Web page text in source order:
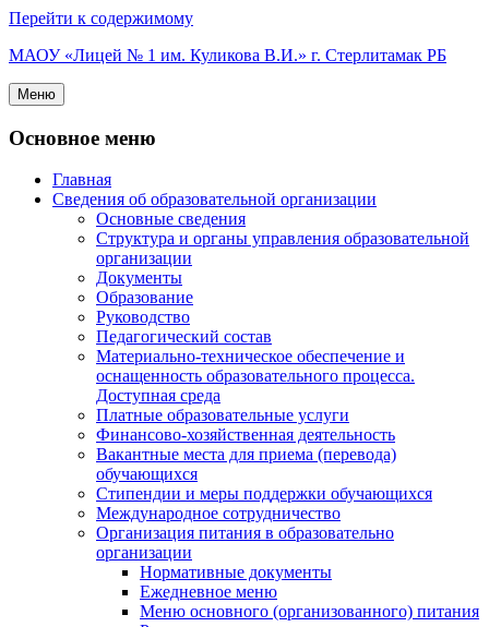
Перейти к содержимому
МАОУ «Лицей № 1 им. Куликова В.И.» г. Стерлитамак РБ
Меню
Основное меню
Главная
Сведения об образовательной организации
Основные сведения
Структура и органы управления образовательной
организации
Документы
Образование
Руководство
Педагогический состав
Материально-техническое обеспечение и
оснащенность образовательного процесса.
Доступная среда
Платные образовательные услуги
Финансово-хозяйственная деятельность
Вакантные места для приема (перевода)
обучающихся
Стипендии и меры поддержки обучающихся
Международное сотрудничество
Организация питания в образовательно
организации
Нормативные документы
Ежедневное меню
Меню основного (организованного) питания